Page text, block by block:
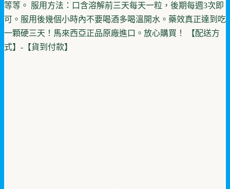
等等。 服用方法：口含溶解前三天每天一粒，後期每週3次即
可。服用後幾個小時內不要喝酒多喝溫開水。藥效真正達到吃
一顆硬三天！馬來西亞正品原廠進口。放心購買！ 【配送方
式】-【貨到付款】